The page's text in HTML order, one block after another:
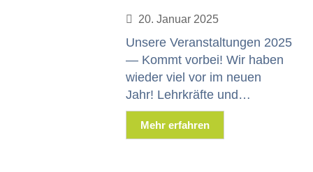
20. Jan­u­ar 2025
Unsere Ver­anstal­tun­gen 2025
— Kommt vor­bei! Wir haben
wieder viel vor im neuen
Jahr! Lehrkräfte und…
Mehr erfahren